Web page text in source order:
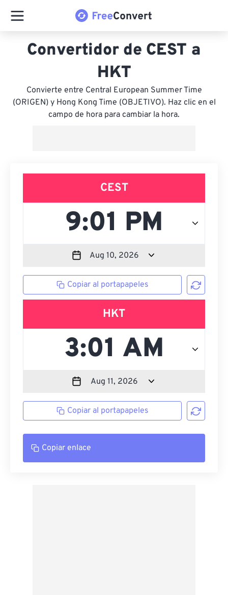
Convertidor de CEST a
HKT
Convierte entre Central European Summer Time
(ORIGEN) y Hong Kong Time (OBJETIVO). Haz clic en el
campo de hora para cambiar la hora.
CEST
Copiar al portapapeles
HKT
Copiar al portapapeles
Copiar enlace